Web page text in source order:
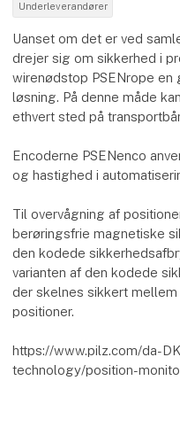
Underleverandører
Uanset om det er ved
drejer sig om sikkerhed i
wirenødstop PSENrope
løsning. På denne måde
ethvert sted på
Encoderne PSENenco
og hastighed i
Til overvågning af
berøringsfrie magnetiske
den kodede
varianten af den kodede
der skelnes sikkert
positioner.
https://www.pilz.com/da-
technology/position-